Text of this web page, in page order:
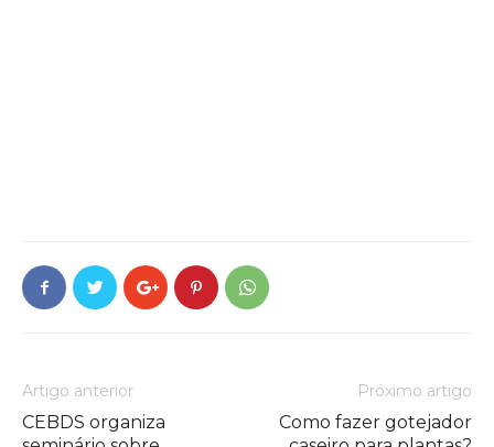
Artigo anterior
CEBDS organiza
Próximo artigo
Como fazer gotejador